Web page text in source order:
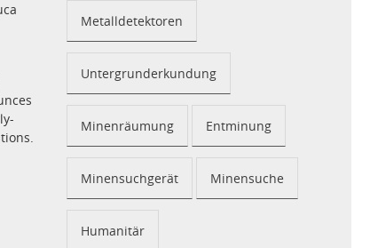
Metalldetektoren
Untergrunderkundung
Minenräumung Entminung
Minensuchgerät Minensuche
Humanitär